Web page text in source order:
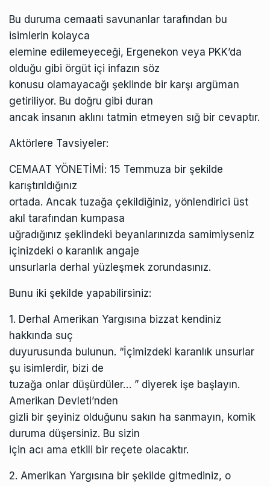
Bu duruma cemaati savunanlar tarafından bu
isimlerin kolayca
elemine edilemeyeceği, Ergenekon veya PKK’da
olduğu gibi örgüt içi infazın söz
konusu olamayacağı şeklinde bir karşı argüman
getiriliyor. Bu doğru gibi duran
ancak insanın aklını tatmin etmeyen sığ bir cevaptır.
Aktörlere Tavsiyeler:
CEMAAT YÖNETİMİ: 15 Temmuza bir şekilde
karıştırıldığınız
ortada. Ancak tuzağa çekildiğiniz, yönlendirici üst
akıl tarafından kumpasa
uğradığınız şeklindeki beyanlarınızda samimiyseniz
içinizdeki o karanlık angaje
unsurlarla derhal yüzleşmek zorundasınız.
Bunu iki şekilde yapabilirsiniz:
1. Derhal Amerikan Yargısına bizzat kendiniz
hakkında suç
duyurusunda bulunun. “İçimizdeki karanlık unsurlar
şu isimlerdir, bizi de
tuzağa onlar düşürdüler… ” diyerek işe başlayın.
Amerikan Devleti’nden
gizli bir şeyiniz olduğunu sakın ha sanmayın, komik
duruma düşersiniz. Bu sizin
için acı ama etkili bir reçete olacaktır.
2. Amerikan Yargısına bir şekilde gitmediniz, o